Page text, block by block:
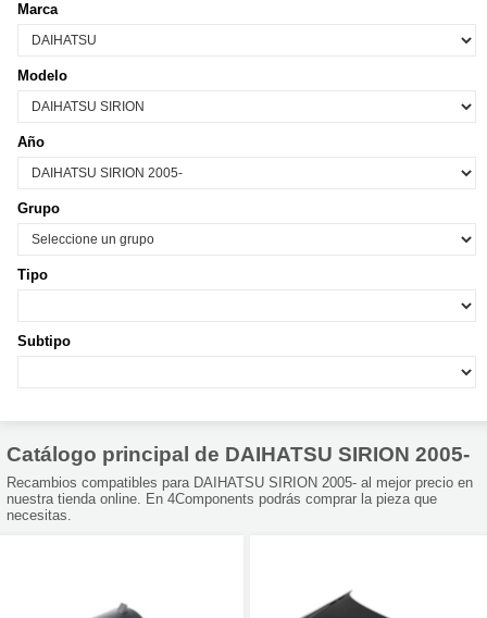
Marca
Modelo
Año
Grupo
Tipo
Subtipo
Catálogo principal de DAIHATSU SIRION 2005-
Recambios compatibles para DAIHATSU SIRION 2005- al mejor precio en
nuestra tienda online. En 4Components podrás comprar la pieza que
necesitas.